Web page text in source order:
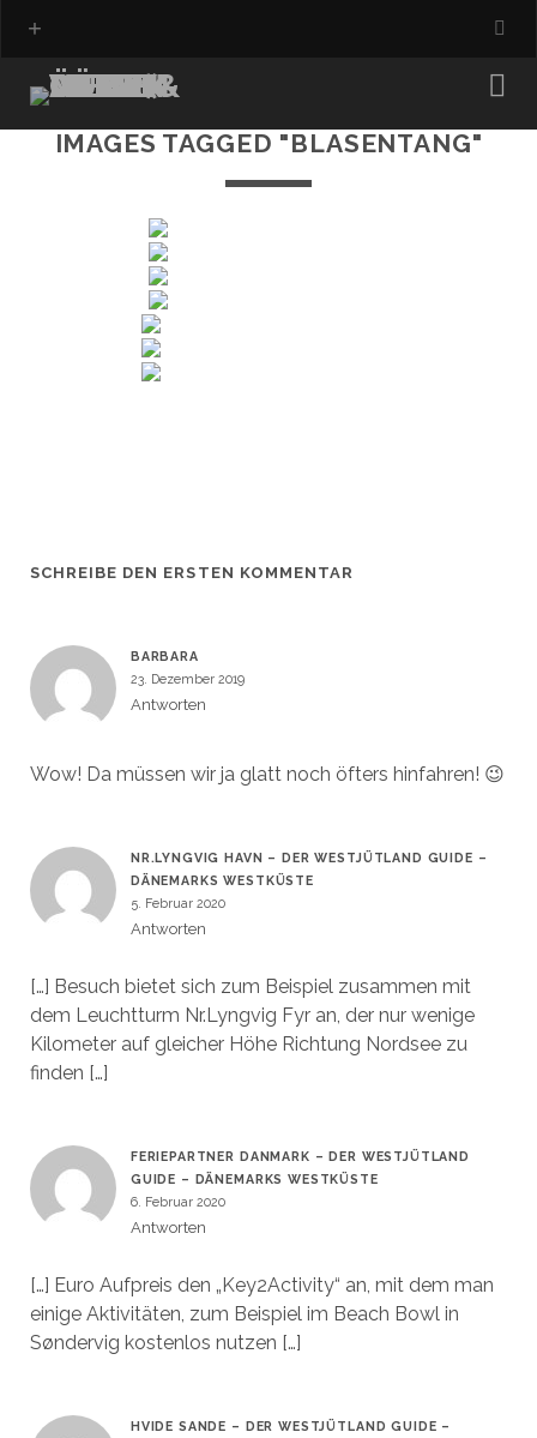
IMAGES TAGGED "BLASENTANG"
SCHREIBE DEN ERSTEN KOMMENTAR
BARBARA
23. Dezember 2019
Antworten
Wow! Da müssen wir ja glatt noch öfters hinfahren! 😉
NR.LYNGVIG HAVN – DER WESTJÜTLAND GUIDE –
DÄNEMARKS WESTKÜSTE
5. Februar 2020
Antworten
[…] Besuch bietet sich zum Beispiel zusammen mit
dem Leuchtturm Nr.Lyngvig Fyr an, der nur wenige
Kilometer auf gleicher Höhe Richtung Nordsee zu
finden […]
FERIEPARTNER DANMARK – DER WESTJÜTLAND
GUIDE – DÄNEMARKS WESTKÜSTE
6. Februar 2020
Antworten
[…] Euro Aufpreis den „Key2Activity“ an, mit dem man
einige Aktivitäten, zum Beispiel im Beach Bowl in
Søndervig kostenlos nutzen […]
HVIDE SANDE – DER WESTJÜTLAND GUIDE –